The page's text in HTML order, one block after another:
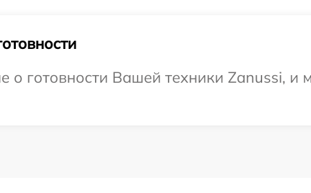
о готовности Вашей техники Zanussi, и